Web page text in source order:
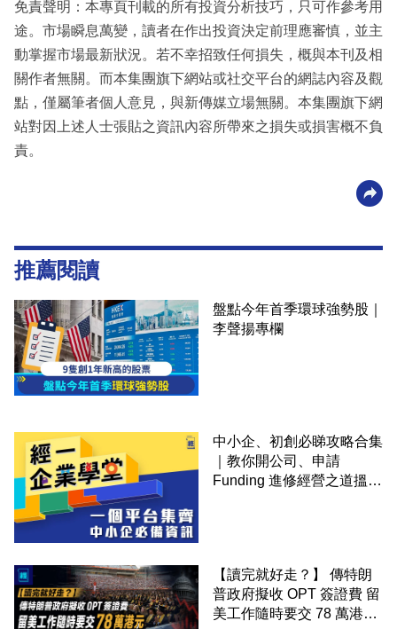
免責聲明：本專頁刊載的所有投資分析技巧，只可作參考用
途。市場瞬息萬變，讀者在作出投資決定前理應審慎，並主
動掌握市場最新狀況。若不幸招致任何損失，概與本刊及相
關作者無關。而本集團旗下網站或社交平台的網誌內容及觀
點，僅屬筆者個人意見，與新傳媒立場無關。本集團旗下網
站對因上述人士張貼之資訊內容所帶來之損失或損害概不負
責。
推薦閱讀
盤點今年首季環球強勢股｜
李聲揚專欄
中小企、初創必睇攻略合集
｜教你開公司、申請
Funding 進修經營之道搵大
【讀完就好走？】 傳特朗
普政府擬收 OPT 簽證費 留
美工作隨時要交 78 萬港元